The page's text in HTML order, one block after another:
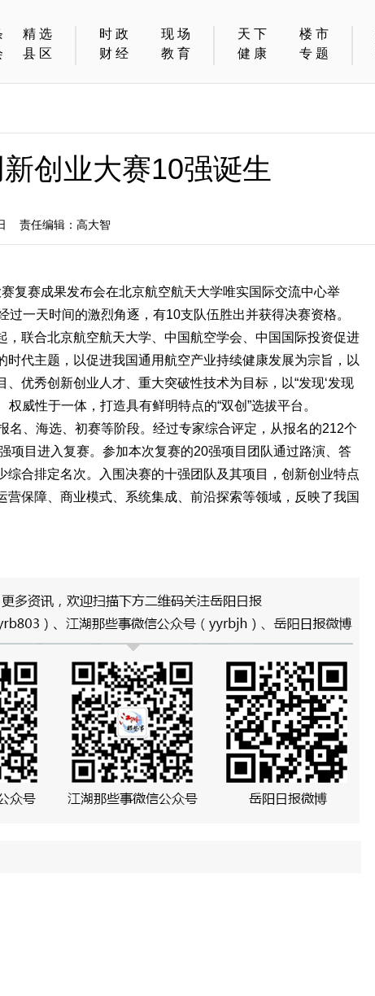
精选
县区
时政
现场
财经
教育
天下
楼市
健康
专题
创业大赛10强诞生
责任编辑：高大智
复赛成果发布会在北京航空航天大学唯实国际交流中心举
一天时间的激烈角逐，有10支队伍胜出并获得决赛资格。
，联合北京航空航天大学、中国航空学会、中国国际投资促进
代主题，以促进我国通用航空产业持续健康发展为宗旨，以
优秀创新创业人才、重大突破性技术为目标，以“发现‘发现
权威性于一体，打造具有鲜明特点的“双创”选拔平台。
名、海选、初赛等阶段。经过专家综合评定，从报名的212个
项目进入复赛。参加本次复赛的20强项目团队通过路演、答
合排定名次。入围决赛的十强团队及其项目，创新创业特点
保障、商业模式、系统集成、前沿探索等领域，反映了我国